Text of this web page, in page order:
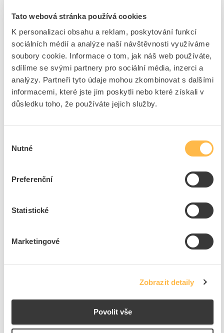
Tato webová stránka používá cookies
K personalizaci obsahu a reklam, poskytování funkcí
sociálních médií a analýze naší návštěvnosti využíváme
soubory cookie. Informace o tom, jak náš web používáte,
sdílíme se svými partnery pro sociální média, inzerci a
analýzy. Partneři tyto údaje mohou zkombinovat s dalšími
informacemi, které jste jim poskytli nebo které získali v
důsledku toho, že používáte jejich služby.
souhlasu
Nutné
Preferenční
Statistické
Marketingové
Zobrazit detaily
Povolit vše
Kód ELFETEX
10.802.007
Kód výrobce
1009754
Značka
VENTS
Cena s DPH 40,60 Kč/ks
ks do košíku
do košíku